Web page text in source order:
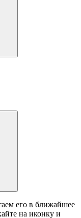
его в ближайшее
на иконку и